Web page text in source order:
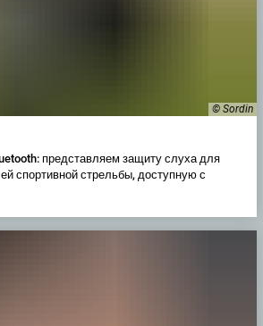
© Sordin
представляем защиту слуха для
спортивной стрельбы, доступную с